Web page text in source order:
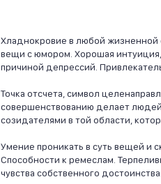
Хладнокровие в любой жизненной
вещи с юмором. Хорошая
причиной депрессий.
Точка отсчета, символ
совершенствованию делает
созидателями в той области,
Умение проникать в суть вещей и
Способности к ремеслам.
чувства собственного достоинства.